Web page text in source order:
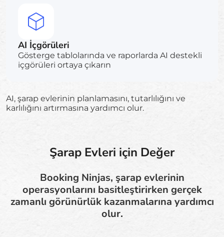
AI İçgörüleri
Gösterge tablolarında ve raporlarda AI destekli
içgörüleri ortaya çıkarın
AI, şarap evlerinin planlamasını, tutarlılığını ve
karlılığını artırmasına yardımcı olur.
Şarap Evleri için Değer
Booking Ninjas, şarap evlerinin
operasyonlarını basitleştirirken gerçek
zamanlı görünürlük kazanmalarına yardımcı
olur.